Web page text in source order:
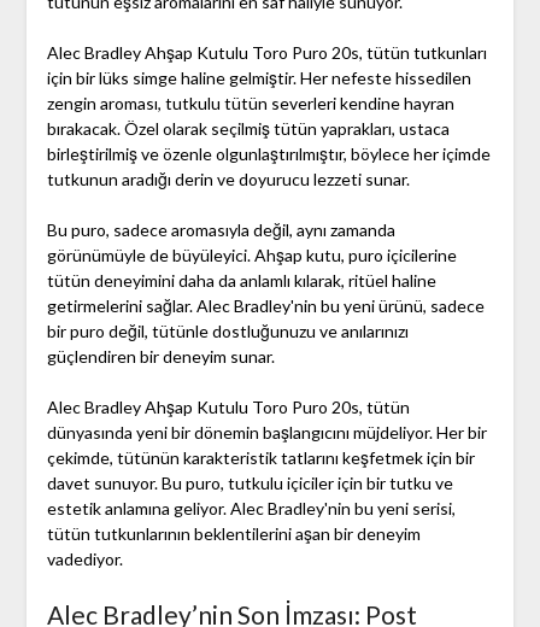
Alec Bradley Ahşap Kutulu Toro Puro 20s, tütün tutkunları
için bir lüks simge haline gelmiştir. Her nefeste hissedilen
zengin aroması, tutkulu tütün severleri kendine hayran
bırakacak. Özel olarak seçilmiş tütün yaprakları, ustaca
birleştirilmiş ve özenle olgunlaştırılmıştır, böylece her içimde
tutkunun aradığı derin ve doyurucu lezzeti sunar.
Bu puro, sadece aromasıyla değil, aynı zamanda
görünümüyle de büyüleyici. Ahşap kutu, puro içicilerine
tütün deneyimini daha da anlamlı kılarak, ritüel haline
getirmelerini sağlar. Alec Bradley'nin bu yeni ürünü, sadece
bir puro değil, tütünle dostluğunuzu ve anılarınızı
güçlendiren bir deneyim sunar.
Alec Bradley Ahşap Kutulu Toro Puro 20s, tütün
dünyasında yeni bir dönemin başlangıcını müjdeliyor. Her bir
çekimde, tütünün karakteristik tatlarını keşfetmek için bir
davet sunuyor. Bu puro, tutkulu içiciler için bir tutku ve
estetik anlamına geliyor. Alec Bradley'nin bu yeni serisi,
tütün tutkunlarının beklentilerini aşan bir deneyim
vadediyor.
Alec Bradley’nin Son İmzası: Post